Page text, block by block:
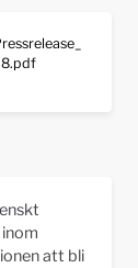
att bli